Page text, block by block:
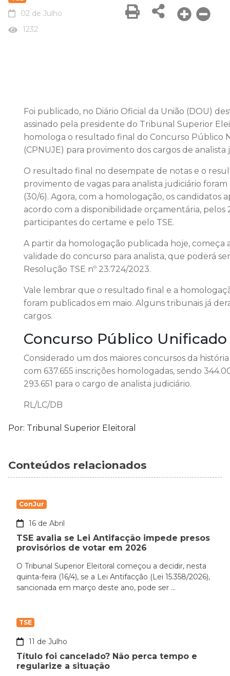
02 de Julho
1232
Foi publicado, no Diário Oficial da União (DOU)
assinado pela presidente do Tribunal Superior
homologa o resultado final do Concurso Público
(CPNUJE) para provimento dos cargos de
O resultado final no desempate de notas e o
provimento de vagas para analista judiciário
(30/6). Agora, com a homologação, os candidatos
acordo com a disponibilidade orçamentária, pelos
participantes do certame e pelo TSE.
A partir da homologação publicada hoje, começa
validade do concurso para analista, que poderá
Resolução TSE nº 23.724/2023.
Vale lembrar que o resultado final e a
foram publicados em maio. Alguns tribunais já
cargos.
Concurso Público
Considerado um dos maiores concursos da
com 637.655 inscrições homologadas, sendo
293.651 para o cargo de analista judiciário.
RL/LC/DB
Por: Tribunal Superior Eleitoral
Conteúdos relacionados
ConJur
16 de Abril
TSE avalia se Lei Antifacção impede presos
provisórios de votar em 2026
O Tribunal Superior Eleitoral começou a decidir, nesta
quinta-feira (16/4), se a Lei Antifacção (Lei 15.358/2026),
sancionada em março deste ano, pode ser ...
TSE
11 de Julho
Título foi cancelado? Não perca tempo e
regularize a situação